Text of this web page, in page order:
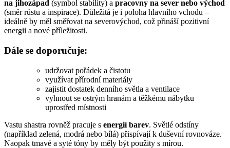
na jihozápad (symbol stability) a pracovny na sever nebo východ
(směr růstu a inspirace). Důležitá je i poloha hlavního vchodu –
ideálně by měl směřovat na severovýchod, což přináší pozitivní
energii a nové příležitosti.
Dále se doporučuje:
udržovat pořádek a čistotu
využívat přírodní materiály
zajistit dostatek denního světla a ventilace
vyhnout se ostrým hranám a těžkému nábytku
uprostřed místnosti
Vastu shastra rovněž pracuje s energií barev. Světlé odstíny
(například zelená, modrá nebo bílá) přispívají k duševní rovnováze.
Naopak tmavé a syté tóny by měly být použity s mírou.